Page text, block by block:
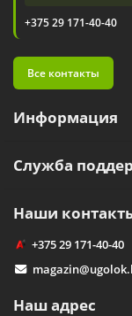
+375 29 171-40-40
Все контакты
Информация
Служба
Наши
+375 29 171-40-40
Наш адрес